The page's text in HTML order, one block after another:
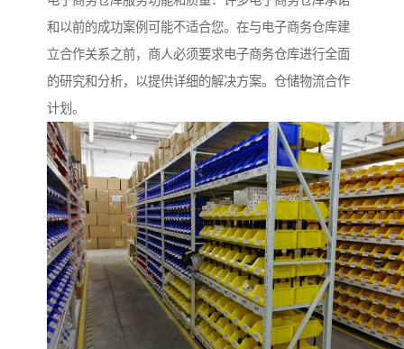
和以前的成功案例可能不适合您。在与电子商务仓库建
立合作关系之前，商人必须要求电子商务仓库进行全面
的研究和分析，以提供详细的解决方案。仓储物流合作
计划。